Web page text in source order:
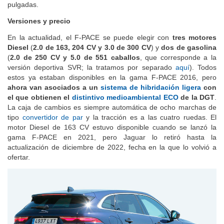
pulgadas.
Versiones y precio
En la actualidad, el F-PACE se puede elegir con tres motores
Diesel (2.0 de 163, 204 CV y 3.0 de 300 CV) ydos de gasolina
(2.0 de 250 CV y 5.0 de 551 caballos, que corresponde a la
versión deportiva SVR; la tratamos por separado aquí). Todos
estos ya estaban disponibles en la gama F-PACE 2016, pero
ahora van asociados a un sistema de hibridación ligera con
el que obtienen el distintivo medioambiental ECOde la DGT.
La caja de cambios es siempre automática de ocho marchas de
tipo convertidor de pary la tracción es a las cuatro ruedas. El
motor Diesel de 163 CV estuvo disponible cuando se lanzó la
gama F-PACE en 2021, pero Jaguar lo retiró hasta la
actualización de diciembre de 2022, fecha en la que lo volvió a
ofertar.